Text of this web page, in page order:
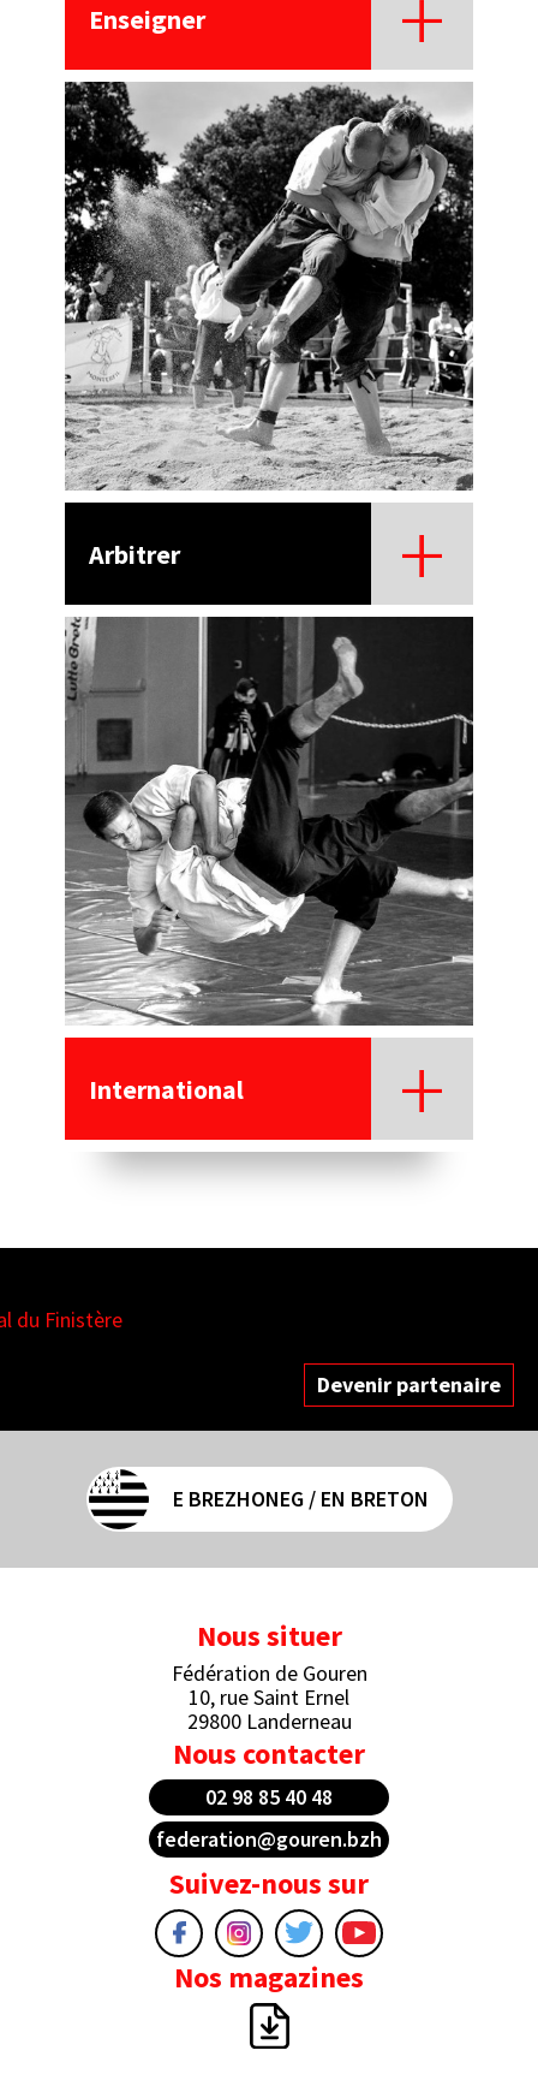
Enseigner
Arbitrer
International
Devenir partenaire
E BREZHONEG / EN BRETON
Nous situer
Fédération de Gouren
10, rue Saint Ernel
29800 Landerneau
Nous contacter
02 98 85 40 48
federation@gouren.bzh
Suivez-nous sur
Nos magazines